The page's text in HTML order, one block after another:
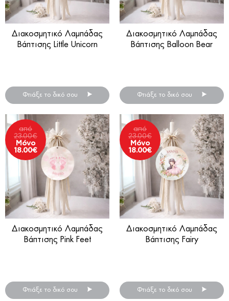
Διακοσμητικό Λαμπάδας
Βάπτισης Little Unicorn
Φτιάξε το δικό σου
Διακοσμητικό Λαμπάδας
Βάπτισης Balloon Bear
Φτιάξε το δικό σου
Διακοσμητικό Λαμπάδας
Βάπτισης Pink Feet
από
23.00€
Μόνο
18.00€
Φτιάξε το δικό σου
Διακοσμητικό Λαμπάδας
Βάπτισης Fairy
από
23.00€
Μόνο
18.00€
Φτιάξε το δικό σου